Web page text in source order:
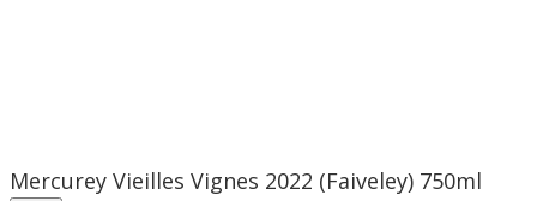
Mercurey Vieilles Vignes 2022 (Faiveley) 750ml